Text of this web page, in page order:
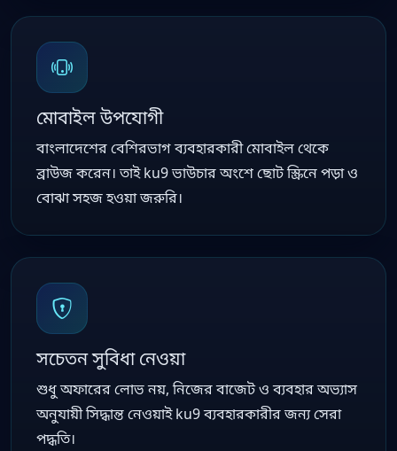
মোবাইল উপযোগী
বাংলাদেশের বেশিরভাগ ব্যবহারকারী মোবাইল থেকে
ব্রাউজ করেন। তাই ku9 ভাউচার অংশে ছোট স্ক্রিনে পড়া ও
বোঝা সহজ হওয়া জরুরি।
সচেতন সুবিধা নেওয়া
শুধু অফারের লোভ নয়, নিজের বাজেট ও ব্যবহার অভ্যাস
অনুযায়ী সিদ্ধান্ত নেওয়াই ku9 ব্যবহারকারীর জন্য সেরা
পদ্ধতি।